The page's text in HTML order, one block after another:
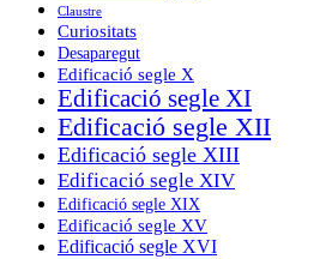
Claustre
Curiositats
Desaparegut
Edificació segle X
Edificació segle XI
Edificació segle XII
Edificació segle XIII
Edificació segle XIV
Edificació segle XIX
Edificació segle XV
Edificació segle XVI